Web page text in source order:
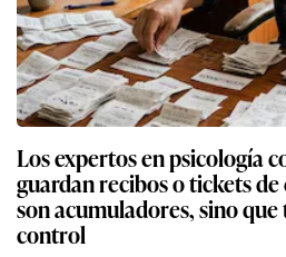
Los expertos en psicología
guardan recibos o tickets
son acumuladores, sino
control